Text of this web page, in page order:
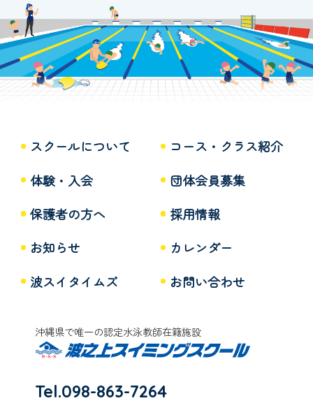
スクールについて
コース・クラス紹介
体験・入会
団体会員募集
保護者の方へ
採用情報
お知らせ
カレンダー
波スイタイムズ
お問い合わせ
沖縄県で唯一の認定水泳教師在籍施設
Tel.098-863-7264